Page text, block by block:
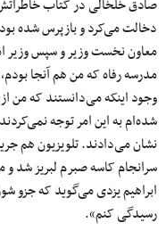
دخالت می‌کرد و بازپرس شده
معاون نخست وزیر و سپس وزیر
مدرسه رفاه که من هم آنجا
وجود اینکه می‌دانستند که من
شده‌ام به این امر توجه
نشان می‌دادند. تلویزیون هم
سرانجام کاسه صبرم لبریز شد
ابراهیم یزدی می‌گوید که جزو
رسیدگی کنم».